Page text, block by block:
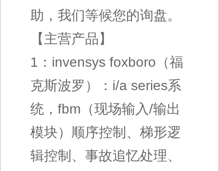
助，我们等候您的询盘。
【主营产品】
1：invensys foxboro（福
克斯波罗）：i/a series系
统，fbm（现场输入/输出
模块）顺序控制、梯形逻
辑控制、事故追忆处理、